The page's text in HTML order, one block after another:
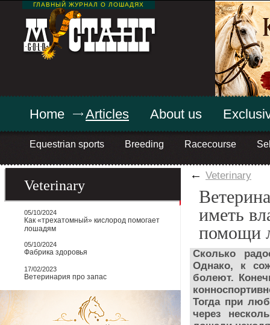
ГЛАВНЫЙ ЖУРНАЛ О ЛОШАДЯХ
Home Articles
Equestrian sports Breeding Racecourse
About us
Veterinary
05/10/2024
Как «трехатомный» кислород помогает
лошадям
05/10/2024
Фабрика здоровья
17/02/2023
Ветеринария про запас
← Veterinary
иметь
помощи
Сколько
Однако, к
болеют.
Тогда при
через